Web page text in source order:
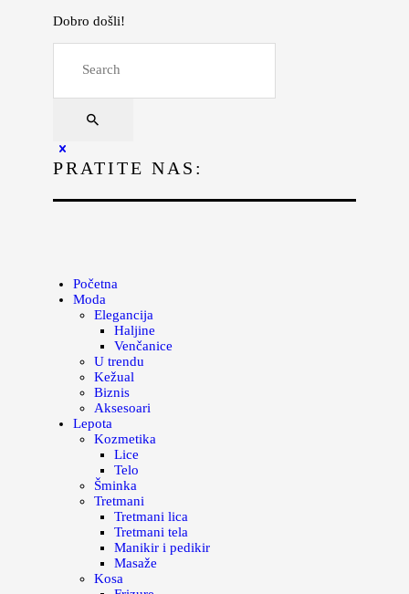
Dobro došli!
PRATITE NAS:
Početna
Moda
Elegancija
Haljine
Venčanice
U trendu
Kežual
Biznis
Aksesoari
Lepota
Kozmetika
Lice
Telo
Šminka
Tretmani
Tretmani lica
Tretmani tela
Manikir i pedikir
Masaže
Kosa
Lepota
Magazin